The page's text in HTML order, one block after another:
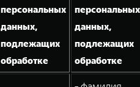
WEY 05
Эстетика нового времени
персональных
данных,
подлежащих
обработке
персональных
данных,
подлежащих
обработке